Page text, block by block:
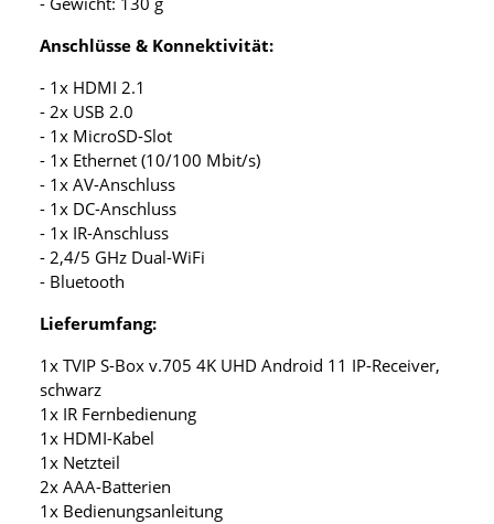
Anschlüsse & Konnektivität:
- 1x HDMI 2.1
- 2x USB 2.0
- 1x MicroSD-Slot
- 1x Ethernet (10/100 Mbit/s)
- 1x AV-Anschluss
- 1x DC-Anschluss
- 1x IR-Anschluss
- 2,4/5 GHz Dual-WiFi
- Bluetooth
Lieferumfang:
1x TVIP S-Box v.705 4K UHD Android 11 IP-Receiver,
schwarz
1x IR Fernbedienung
1x HDMI-Kabel
1x Netzteil
2x AAA-Batterien
1x Bedienungsanleitung